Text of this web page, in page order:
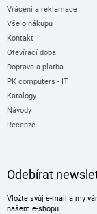
Vrácení a reklamace
Vše o nákupu
Kontakt
Otevírací doba
Doprava a platba
PK computers - IT
Katalogy
Návody
Recenze
Odebírat
Vložte svůj e-mail a my
našem e-shopu.